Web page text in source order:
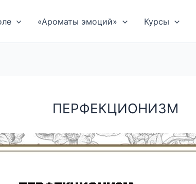
«Ароматы эмоций» Курсы
ПЕРФЕКЦИОНИЗМ